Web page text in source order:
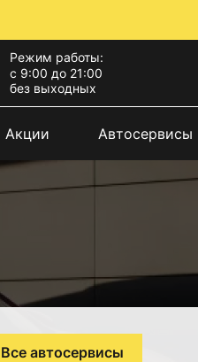
Режим работы:
с 9:00 до 21:00
без выходных
Акции Автосервисы
Все автосервисы